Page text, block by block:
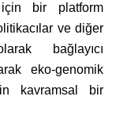
için bir platform
ve diğer
bağlayıcı
eko-genomik
kavramsal bir